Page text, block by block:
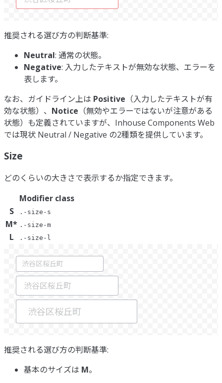
推奨される選び方の判断基準:
Neutral: 通常の状態。
Negative: 入力したテキストが無効な状態、エラーを
表します。
なお、ガイドライン上は Positive （入力したテキストが有
効な状態）、 Notice （無効やエラーではないが注意がある
状態）も定義されていますが、Inhouse Components Web
では現状 Neutral / Negative の2種類を提供しています。
Size
どのくらいの大きさで表示するか指定できます。
Modifier class
S
.-size-s
M* .-size-m
L .-size-l
推奨される選び方の判断基準:
基本のサイズは M。